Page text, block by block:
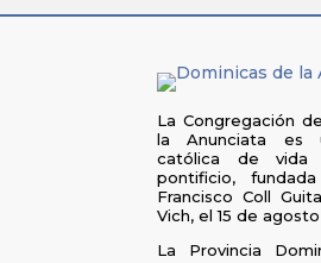
La Congregación
la Anunciata es
católica de vida
pontificio,
Francisco Coll
Vich, el 15 de
La Provincia